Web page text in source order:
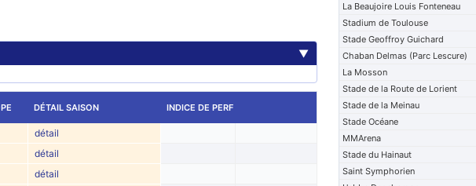
▼
DÉTAIL SAISON INDICE DE PERF
détail
détail
détail
La Beaujoire Louis Fonteneau
Stadium de Toulouse
Stade Geoffroy Guichard
Chaban Delmas (Parc Lescure)
La Mosson
Stade de la Route de Lorient
Stade de la Meinau
Stade Océane
MMArena
Stade du Hainaut
Saint Symphorien